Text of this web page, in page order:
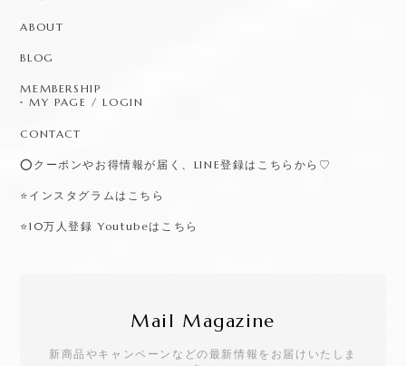
ABOUT
BLOG
MEMBERSHIP
MY PAGE / LOGIN
CONTACT
⭕️クーポンやお得情報が届く、LINE登録はこちらから♡
⭐️インスタグラムはこちら
⭐️10万人登録 Youtubeはこちら
Mail Magazine
新商品やキャンペーンなどの最新情報をお届けいたしま